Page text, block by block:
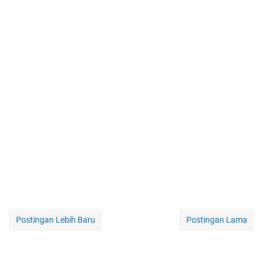
Postingan Lebih Baru Postingan Lama